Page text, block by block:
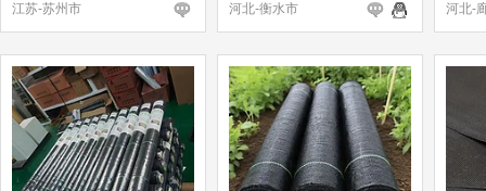
江苏-苏州市
河北-衡水市
河北-